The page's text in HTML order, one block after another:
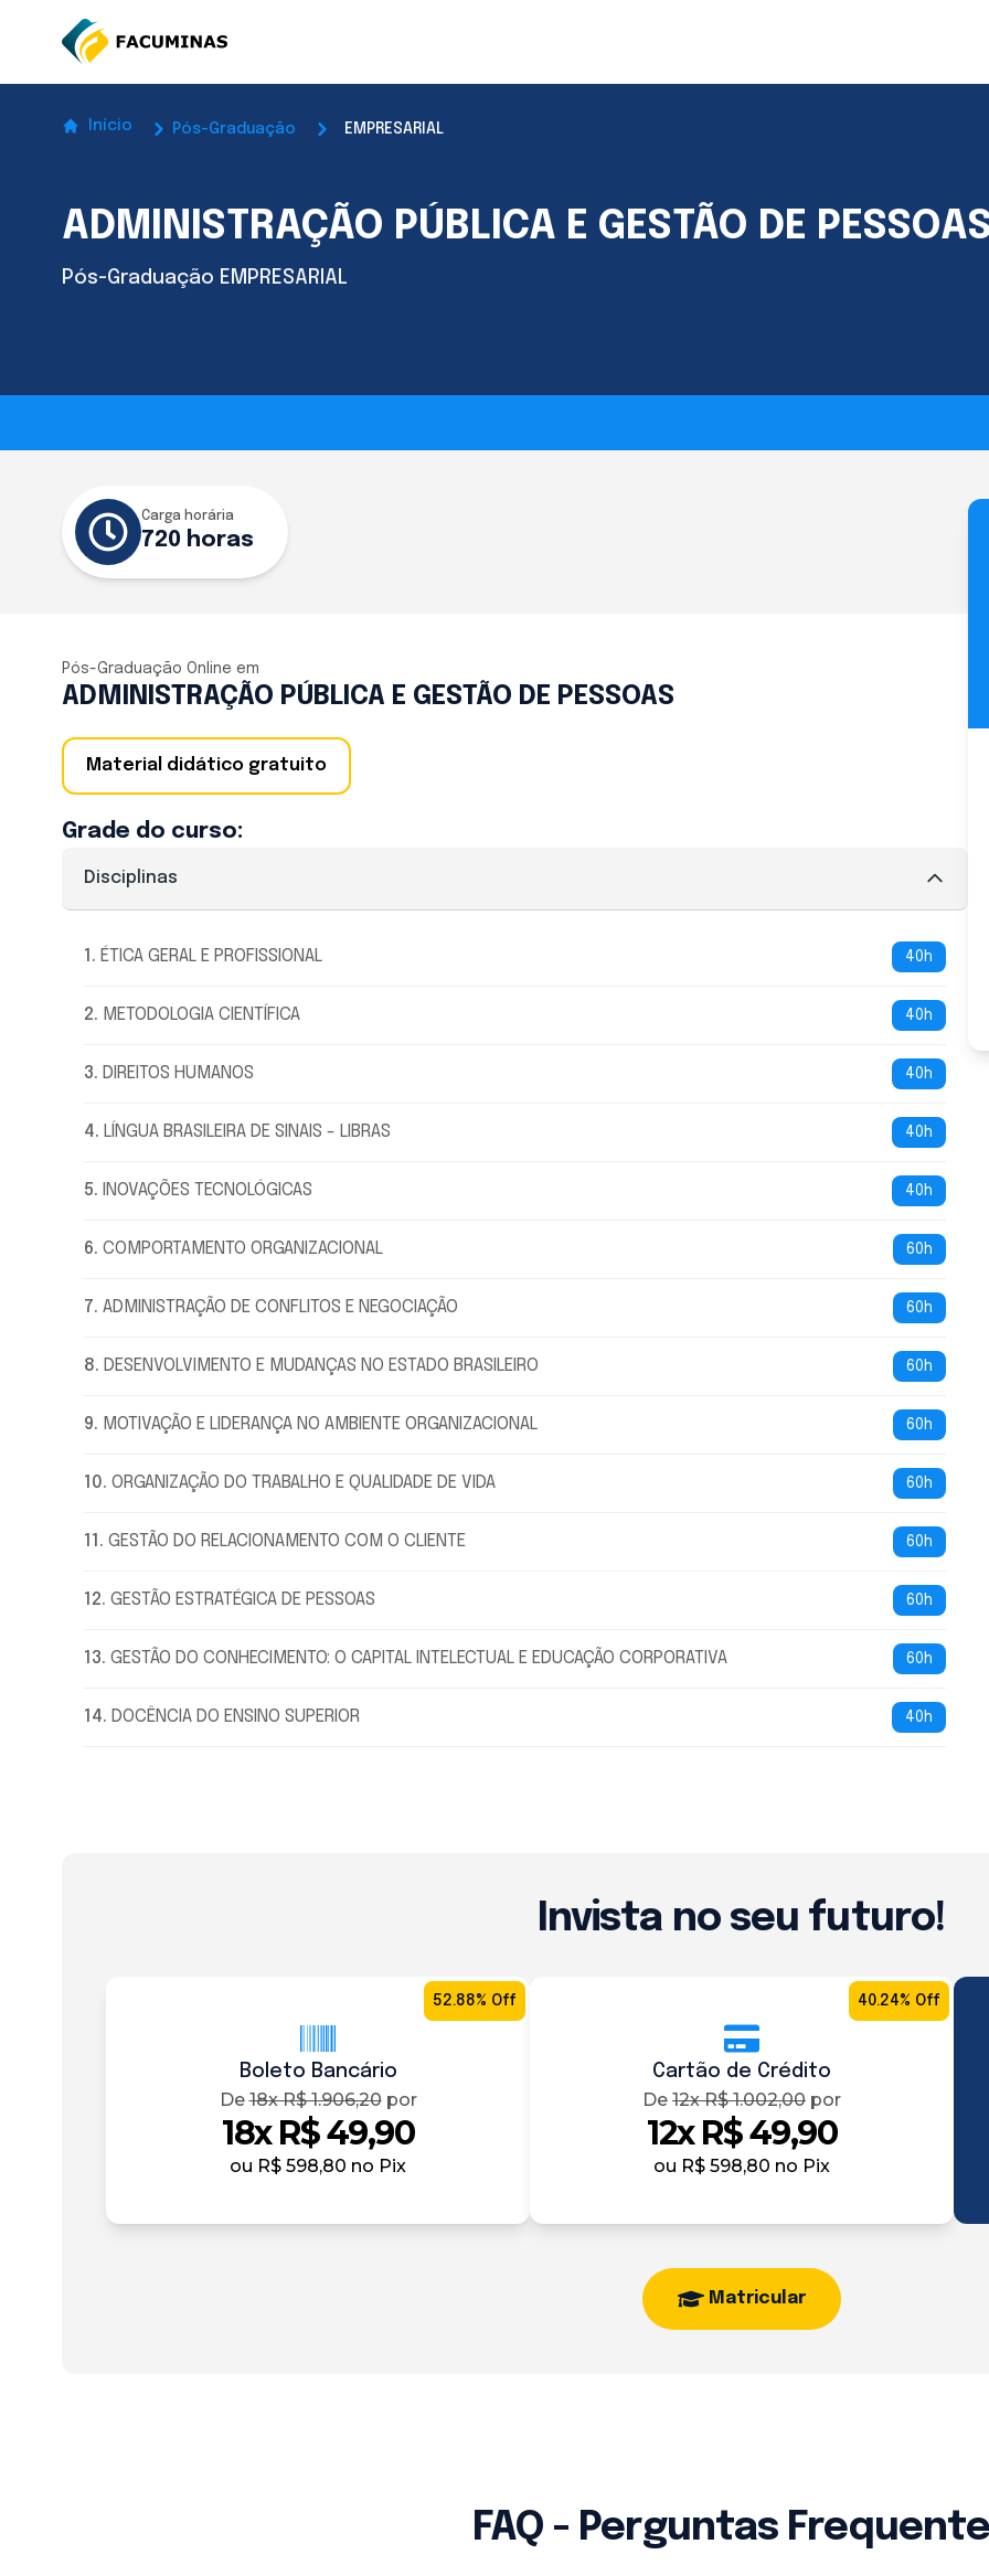
Início Pós-Graduação EMPRESARIAL
ADMINISTRAÇÃO PÚBLICA E GESTÃO DE PESSOAS
Pós-Graduação EMPRESARIAL
Carga horária
720 horas
Pós-Graduação Online em
ADMINISTRAÇÃO PÚBLICA E GESTÃO DE PESSOAS
Material didático gratuito
Grade do curso:
Disciplinas
1 . ÉTICA GERAL E PROFISSIONAL 40h
2. METODOLOGIA CIENTÍFICA 40h
3. DIREITOS HUMANOS 40h
4. LÍNGUA BRASILEIRA DE SINAIS - LIBRAS 40h
5. INOVAÇÕES TECNOLÓGICAS 40h
6. COMPORTAMENTO ORGANIZACIONAL 60h
7. ADMINISTRAÇÃO DE CONFLITOS E NEGOCIAÇÃO 60h
8. DESENVOLVIMENTO E MUDANÇAS NO ESTADO BRASILEIRO 60h
9. MOTIVAÇÃO E LIDERANÇA NO AMBIENTE ORGANIZACIONAL 60h
10. ORGANIZAÇÃO DO TRABALHO E QUALIDADE DE VIDA 60h
11 . GESTÃO DO RELACIONAMENTO COM O CLIENTE 60h
12. GESTÃO ESTRATÉGICA DE PESSOAS 60h
13. GESTÃO DO CONHECIMENTO: O CAPITAL INTELECTUAL E EDUCAÇÃO CORPORATIVA 60h
14. DOCÊNCIA DO ENSINO SUPERIOR 40h
Invista no seu futuro!
Boleto Bancário
De18x R$ 1.906,20por
18x R$ 49,90
ou R$ 598,80 no Pix
52.88% Off
Cartão de Crédito
De 12x R$ 1.002,00 por
12x R$ 49,90
ou R$ 598,80 no Pix
40.24% Off
Matricular
FAQ - Perguntas